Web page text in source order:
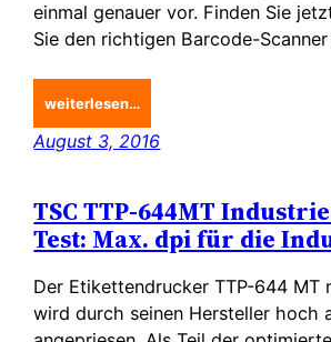
einmal genauer vor. Finden Sie
Sie den richtigen Barcode-
weiterlesen…
August 3, 2016
TSC TTP-644MT
Test: Max. dpi für die
Der Etikettendrucker TTP-644 MT
wird durch seinen Hersteller hoch